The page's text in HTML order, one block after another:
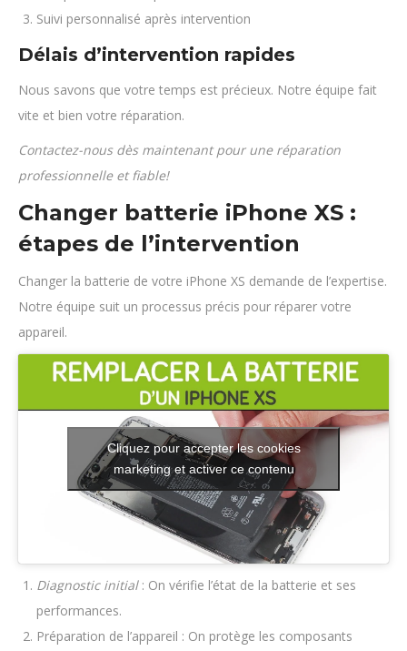
Suivi personnalisé après intervention
Délais d’intervention rapides
Nous savons que votre temps est précieux. Notre équipe fait
vite et bien votre réparation.
Contactez-nous dès maintenant pour une réparation
professionnelle et fiable!
Changer batterie iPhone XS :
étapes de l’intervention
Changer la batterie de votre iPhone XS demande de l’expertise.
Notre équipe suit un processus précis pour réparer votre
appareil.
Cliquez pour accepter les cookies
marketing et activer ce contenu
Diagnostic initial: On vérifie l’état de la batterie et ses
performances.
Préparation de l’appareil : On protège les composants